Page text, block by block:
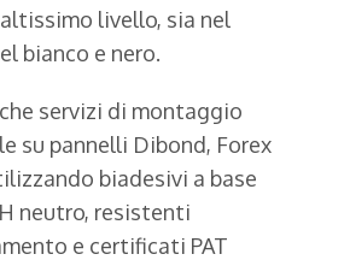
livello, sia nel
bianco e nero.
servizi di montaggio
su pannelli Dibond, Forex
biadesivi a base
neutro, resistenti
e certificati PAT